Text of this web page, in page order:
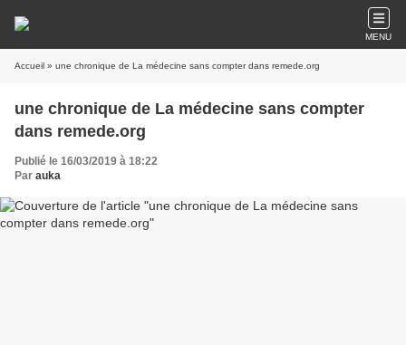
MENU
Accueil » une chronique de La médecine sans compter dans remede.org
une chronique de La médecine sans compter
dans remede.org
Publié le 16/03/2019 à 18:22
Par auka